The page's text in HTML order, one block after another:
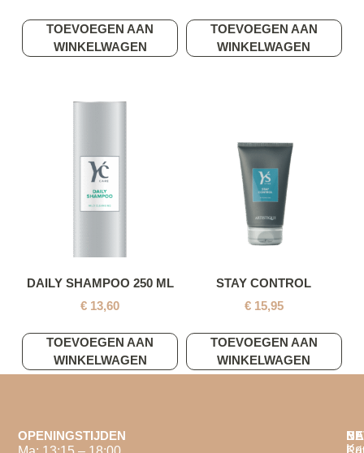
TOEVOEGEN AAN
WINKELWAGEN
TOEVOEGEN AAN
WINKELWAGEN
DAILY SHAMPOO 250 ML
€ 13,60
TOEVOEGEN AAN
WINKELWAGEN
STAY CONTROL
€15,95
TOEVOEGEN AAN
WINKELWAGEN
OPENINGSTIJDEN